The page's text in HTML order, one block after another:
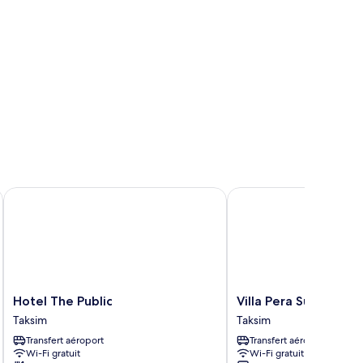
Hotel
The
Public
Taksim
Hotel The Public
Taksim
Transfert aéroport
Wi-Fi gratuit
Hotel The Public
Villa
Pera
Suite
Hotel
Taksim
Villa Pera Suite
Taksim
Transfert aéroport
Wi-Fi gratuit
Villa Pera Suite Hotel